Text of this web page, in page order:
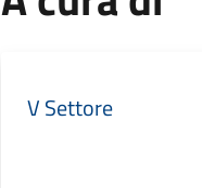
V Settore